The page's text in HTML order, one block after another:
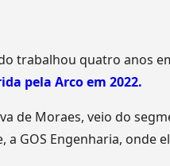
trabalhou quatro anos
pela Arco em 2022.
de Moraes, veio do
GOS Engenharia, onde